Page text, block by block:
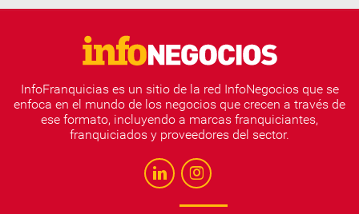
InfoFranquicias es un sitio de la red InfoNegocios que se
enfoca en el mundo de los negocios que crecen a través de
ese formato, incluyendo a marcas franquiciantes,
franquiciados y proveedores del sector.